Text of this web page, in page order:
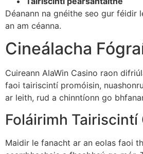
Déanann na gnéithe seo gur féidir
an am céanna.
Cineálacha
Cuireann AlaWin Casino raon
faoi tairiscintí promóisin,
ar leith, rud a chinntíonn go
Foláirimh Tairiscintí
Maidir le fanacht ar an eolas faoi